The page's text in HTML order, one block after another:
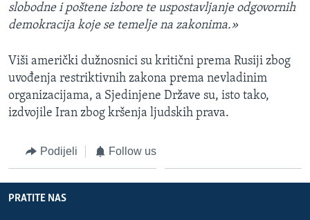
slobodne i poštene izbore te uspostavljanje odgovornih
demokracija koje se temelje na zakonima.»
Viši američki dužnosnici su kritični prema Rusiji zbog
uvođenja restriktivnih zakona prema nevladinim
organizacijama, a Sjedinjene Države su, isto tako,
izdvojile Iran zbog kršenja ljudskih prava.
Podijeli Follow us
PRATITE NAS